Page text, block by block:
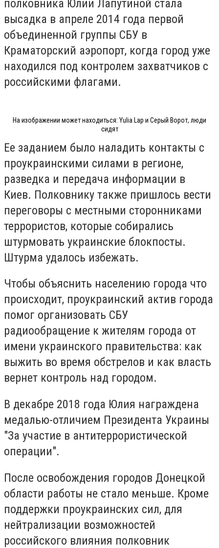
полковника Юлии Лапутиной стала
высадка в апреле 2014 года первой
объединенной группы СБУ в
Краматорский аэропорт, когда город уже
находился под контролем захватчиков с
российскими флагами.
На изображении может находиться: Yulia Lap и Серый Ворот, люди
сидят
Ее заданием было наладить контакты с
проукраинскими силами в регионе,
разведка и передача информации в
Киев. Полковнику также пришлось вести
переговоры с местными сторонниками
террористов, которые собирались
штурмовать украинские блокпосты.
Штурма удалось избежать.
Чтобы объяснить населению города что
происходит, проукраинский актив города
помог организовать СБУ
радиообращение к жителям города от
имени украинского правительства: как
выжить во время обстрелов и как власть
вернет контроль над городом.
В декабре 2018 года Юлия награждена
медалью-отличием Президента Украины
"За участие в антитеррористической
операции".
После освобождения городов Донецкой
области работы не стало меньше. Кроме
поддержки проукраинских сил, для
нейтрализации возможностей
российского влияния полковник